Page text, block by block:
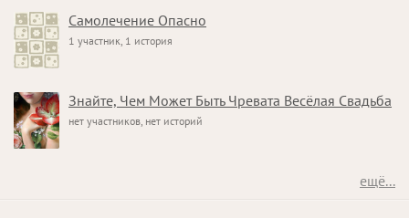
Самолечение Опасно
1 участник, 1 история
Знайте, Чем Может Быть Чревата Весёлая Свадьба
нет участников, нет историй
ещё...